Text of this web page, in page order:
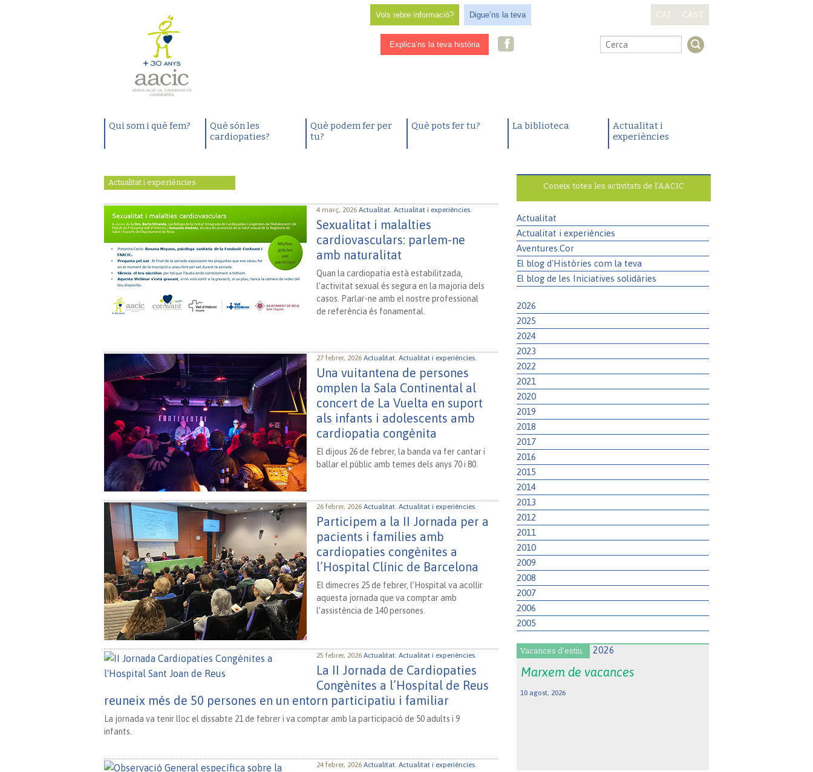
Vols rebre informació? Digue’ns la teva CAT CAST
Explica’ns la teva història
Qui som i què fem?
Què són les
cardiopaties?
Què podem fer per
tu?
Què pots fer tu? La biblioteca
Actualitat i
experiències
Actualitat i experiències
4 març, 2026 Actualitat. Actualitat i experiències.
Sexualitat i malalties
cardiovasculars: parlem-ne
amb naturalitat
Quan la cardiopatia està estabilitzada,
l’activitat sexual és segura en la majoria dels
casos. Parlar-ne amb el nostre professional
de referència és fonamental.
27 febrer, 2026 Actualitat. Actualitat i experiències.
Una vuitantena de persones
omplen la Sala Continental al
concert de La Vuelta en suport
als infants i adolescents amb
cardiopatia congènita
El dijous 26 de febrer, la banda va fer cantar i
ballar el públic amb temes dels anys 70 i 80.
26 febrer, 2026 Actualitat. Actualitat i experiències.
Participem a la II Jornada per a
pacients i famílies amb
cardiopaties congènites a
l’Hospital Clínic de Barcelona
El dimecres 25 de febrer, l’Hospital va acollir
aquesta jornada que va comptar amb
l’assistència de 140 persones.
25 febrer, 2026 Actualitat. Actualitat i experiències.
La II Jornada de Cardiopaties
Congènites a l’Hospital de Reus
reuneix més de 50 persones en un entorn participatiu i familiar
La jornada va tenir lloc el dissabte 21 de febrer i va comptar amb la participació de 50 adults i 9
infants.
24 febrer, 2026 Actualitat. Actualitat i experiències.
Coneix totes les activitats de l’AACIC
Actualitat
Actualitat i experiències
Aventures.Cor
El blog d'Històries com la teva
El blog de les Iniciatives solidàries
2026
2025
2024
2023
2022
2021
2020
2019
2018
2017
2016
2015
2014
2013
2012
2011
2010
2009
2008
2007
2006
2005
Vacances d'estiu.
Marxem de vacances
10 agost, 2026